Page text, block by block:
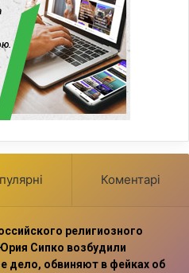
Коментарі
религиозного
Сипко возбудили
дело, обвиняют в фейках об